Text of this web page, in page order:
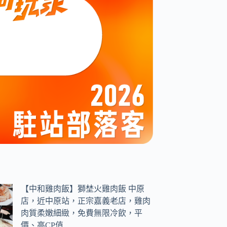
【中和雞肉飯】獅埜火雞肉飯 中原
店，近中原站，正宗嘉義老店，雞肉
肉質柔嫩細緻，免費無限冷飲，平
價、高CP值